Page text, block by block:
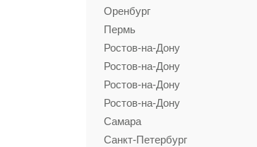
Оренбург
Пермь
Ростов-на-Дону
Ростов-на-Дону
Ростов-на-Дону
Ростов-на-Дону
Самара
Санкт-Петербург